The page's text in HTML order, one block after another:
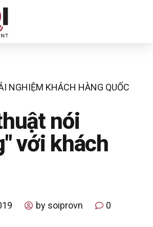
NGHIỆM KHÁCH HÀNG QUỐC
nói
với khách
by soiprovn 0